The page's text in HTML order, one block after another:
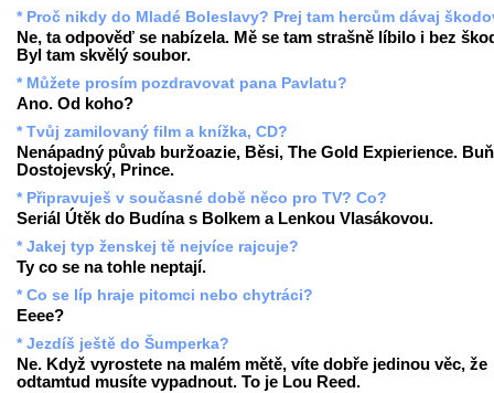
* Proč nikdy do Mladé Boleslavy? Prej tam hercům dávaj
Ne, ta odpověď se nabízela. Mě se tam strašně líbilo i bez
Byl tam skvělý soubor.
* Můžete prosím pozdravovat pana Pavlatu?
Ano. Od koho?
* Tvůj zamilovaný film a knížka, CD?
Nenápadný půvab buržoazie, Běsi, The Gold Expierience.
Dostojevský, Prince.
* Připravuješ v současné době něco pro TV? Co?
Seriál Útěk do Budína s Bolkem a Lenkou Vlasákovou.
* Jakej typ ženskej tě nejvíce rajcuje?
Ty co se na tohle neptají.
* Co se líp hraje pitomci nebo chytráci?
Eeee?
* Jezdíš ještě do Šumperka?
Ne. Když vyrostete na malém mětě, víte dobře jedinou věc, že
odtamtud musíte vypadnout. To je Lou Reed.